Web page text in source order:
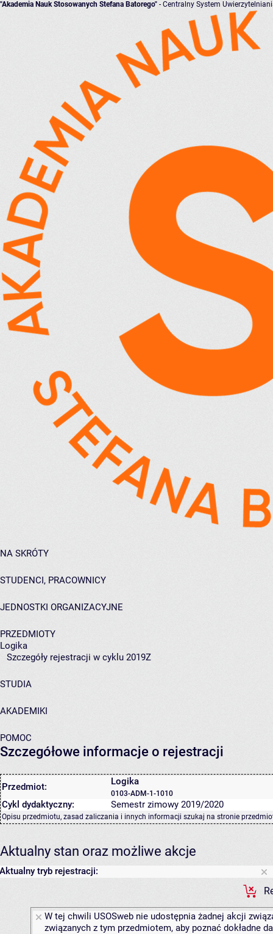
"Akademia Nauk Stosowanych Stefana Batorego" - Centralny System
NA SKRÓTY
STUDENCI, PRACOWNICY
JEDNOSTKI ORGANIZACYJNE
PRZEDMIOTY
Logika
Szczegóły rejestracji w cyklu 2019Z
STUDIA
AKADEMIKI
POMOC
Szczegółowe informacje o rejestracji
Przedmiot: Logika
0103-ADM-1-1010
Cykl dydaktyczny: Semestr zimowy 2019/2020
Opisu przedmiotu, zasad zaliczania i innych informacji szukaj na stronie
Aktualny stan oraz możliwe akcje
Aktualny tryb rejestracji:
W tej chwili USOSweb nie udostępnia żadnej akcji
związanych z tym przedmiotem, aby poznać dokładne